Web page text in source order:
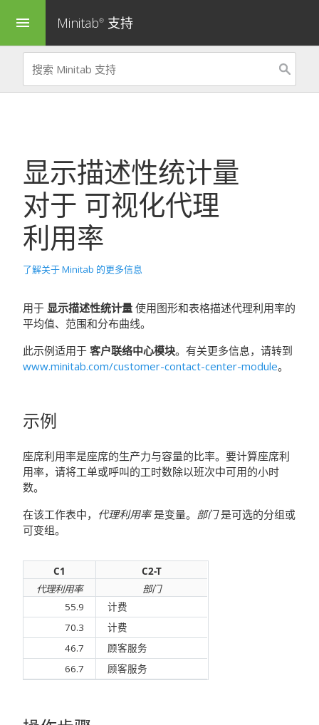
menu Minitab® 支持
显示描述性统计量
对于 可视化代理
利用率
了解关于 Minitab 的更多信息
用于 显示描述性统计量 使用图形和表格描述代理利用率的
平均值、范围和分布曲线。
此示例适用于 客户联络中心模块。有关更多信息，请转到
www.minitab.com/customer-contact-center-module。
示例
座席利用率是座席的生产力与容量的比率。要计算座席利
用率，请将工单或呼叫的工时数除以班次中可用的小时
数。
在该工作表中， 代理利用率是变量。 部门是可选的分组或
可变组。
C1
C2-T
代理利用率
部门
55.9
计费
70.3
计费
46.7
顾客服务
66.7
顾客服务